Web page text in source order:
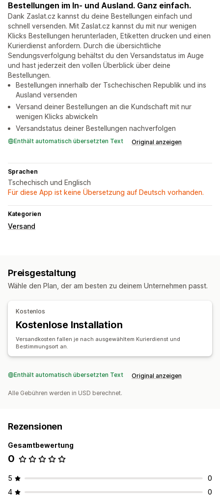
Bestellungen im In- und Ausland. Ganz einfach.
Dank Zaslat.cz kannst du deine Bestellungen einfach und
schnell versenden. Mit Zaslat.cz kannst du mit nur wenigen
Klicks Bestellungen herunterladen, Etiketten drucken und einen
Kurierdienst anfordern. Durch die übersichtliche
Sendungsverfolgung behältst du den Versandstatus im Auge
und hast jederzeit den vollen Überblick über deine
Bestellungen.
Bestellungen innerhalb der Tschechischen Republik und ins
Ausland versenden
Versand deiner Bestellungen an die Kundschaft mit nur
wenigen Klicks abwickeln
Versandstatus deiner Bestellungen nachverfolgen
Enthält automatisch übersetzten Text Original anzeigen
Sprachen
Tschechisch und Englisch
Für diese App ist keine Übersetzung auf Deutsch vorhanden.
Kategorien
Versand
Preisgestaltung
Wähle den Plan, der am besten zu deinem Unternehmen passt.
Kostenlos
Kostenlose Installation
Versandkosten fallen je nach ausgewähltem Kurierdienst und
Bestimmungsort an.
Enthält automatisch übersetzten Text Original anzeigen
Alle Gebühren werden in USD berechnet.
Rezensionen
Gesamtbewertung
0
5
0
4
0